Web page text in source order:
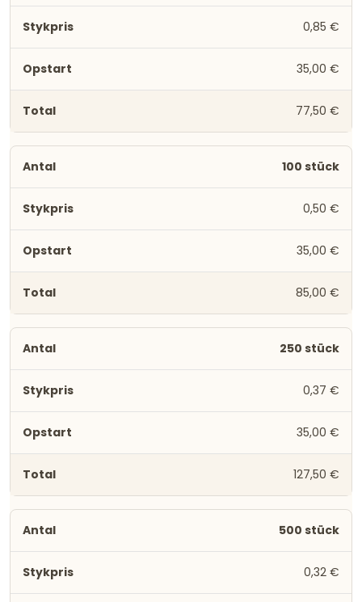
0,85 €
35,00 €
77,50 €
100 stück
0,50 €
35,00 €
85,00 €
250 stück
0,37 €
35,00 €
127,50 €
500 stück
0,32 €